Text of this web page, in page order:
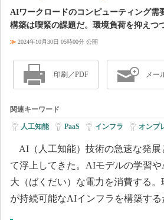
AIワークロードのコンピューティング需
構築は喫緊の課題だ。環境負荷を抑えつ
≫ 2024年10月30日 05時00分 公開
印刷／PDF メー
関連キーワード
人工知能| PaaS インフラ オンプ
AI（人工知能）技術の急速な発展
て浮上してきた。AIモデルの学習
大（ばくだい）な電力を消費する
が持続可能なAIインフラを構築する